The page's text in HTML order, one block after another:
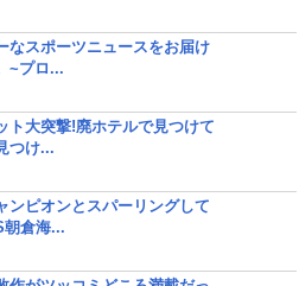
なスポーツニュースをお届け
~プロ...
ト大突撃!廃ホテルで見つけて
つけ...
ンピオンとスパーリングして
朝倉海...